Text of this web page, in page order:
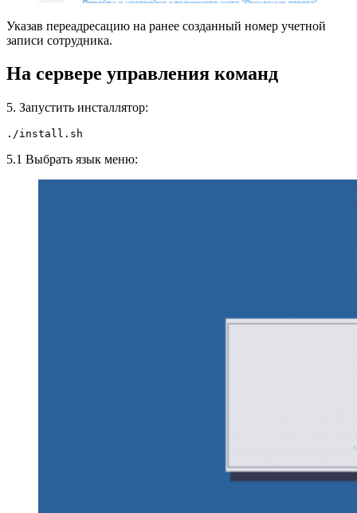
Указав переадресацию на ранее созданный номер учетной
записи сотрудника.
На сервере управления команд
5. Запустить инсталлятор:
./install.sh
5.1 Выбрать язык меню: